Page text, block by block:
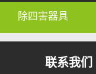
除四害器具
联系我们